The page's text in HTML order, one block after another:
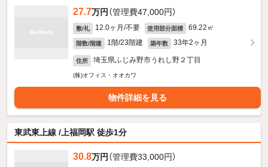
27.7万円 （管理費47,000円）
敷/礼 12.0ヶ月/不要 使用部分面積 69.22㎡
階数/階建 1階/23階建 築年数 33年2ヶ月
住所 埼玉県ふじみ野市うれし野２丁目
(株)オフィス・オオカワ
物件詳細を見る
東武東上線 /上福岡駅 徒歩1分
30.8万円 （管理費33,000円）